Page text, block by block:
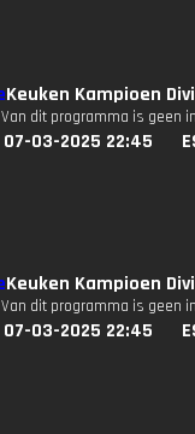
Keuken Kampioen
Van dit programma is geen
07-03-2025 22:45
Keuken Kampioen
Van dit programma is geen
07-03-2025 22:45